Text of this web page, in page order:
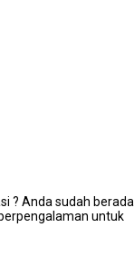
? Andа ѕudаh berada
untuk